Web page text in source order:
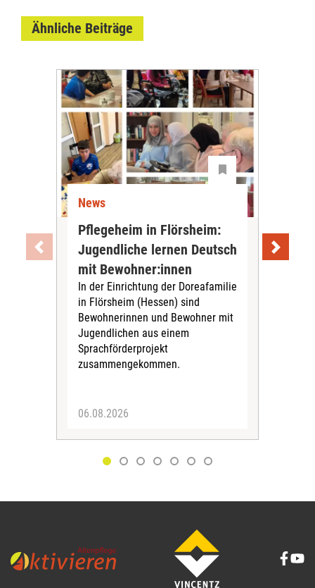
Ähnliche Beiträge
News
Pflegeheim in Flörsheim:
Jugendliche lernen Deutsch
mit Bewohner:innen
In der Einrichtung der Doreafamilie
in Flörsheim (Hessen) sind
Bewohnerinnen und Bewohner mit
Jugendlichen aus einem
Sprachförderprojekt
zusammengekommen.
06.08.2026